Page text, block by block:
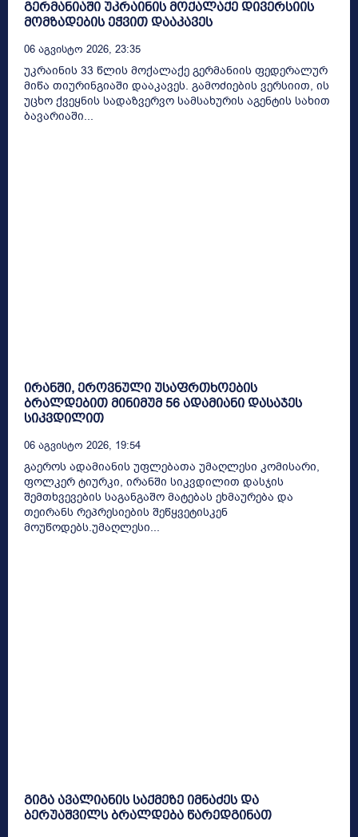
გერმანიაში უკრაინის მოქალაქე დივერსიის
მომზადების ეჭვით დააკავეს
06 Აგვისტო 2026, 23:35
უკრაინის 33 წლის მოქალაქე გერმანიის ფედერალურ
მიწა თიურინგიაში დააკავეს. გამოძიების ვერსიით, ის
უცხო ქვეყნის სადაზვერვო სამსახურის აგენტის სახით
ბავარიაში...
ირანში, ეროვნული უსაფრთხოების
ბრალდებით მინიმუმ 56 ადამიანი დასაჯეს
სიკვდილით
06 Აგვისტო 2026, 19:54
გაეროს ადამიანის უფლებათა უმაღლესი კომისარი,
ფოლკერ ტიურკი, ირანში სიკვდილით დასჯის
შემთხვევების საგანგაშო მატებას ეხმაურება და
თეირანს რეპრესიების შეწყვეტისკენ
მოუწოდებს.უმაღლესი...
გიგა ავალიანის საქმეზე იმნაძეს და
ბერუაშვილს ბრალდება წარედგინათ